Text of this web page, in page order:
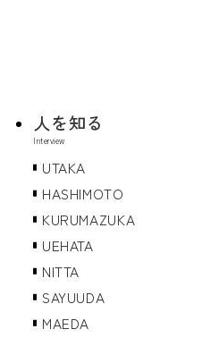
人を知る
UTAKA
HASHIMOTO
KURUMAZUKA
UEHATA
NITTA
SAYUUDA
MAEDA